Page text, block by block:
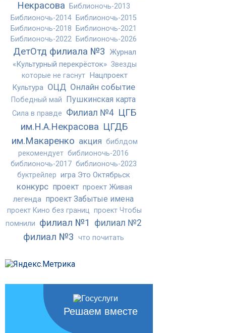
Некрасова
Библионочь-2013
Библионочь-2014
Библионочь-2015
Библионочь-2018
Библионочь-2021
Библионочь-2022
Библионочь-2026
ДетОтд филиала №3
Журнал
«Культурный перекрёсток» Звезды
которые не гаснут Нацпроект
Культура ОЦД Онлайн событие
Победный май Пушкинская карта
Сила в правде Филиал №4 ЦГБ
им.Н.А.Некрасова ЦГДБ
им.Макаренко акция библдом
рекомендует библионочь-2016
библионочь-2017 библионочь-2023
буктрейлер игра Это Октябрьск
конкурс проект проект Живая
легенда проект Забытые имена
проект Кино без границ проект Чтобы
помнили филиал №1 филиал №2
филиал №3 что почитать
Решаем вместе